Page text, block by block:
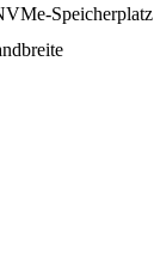
Speicherplatz